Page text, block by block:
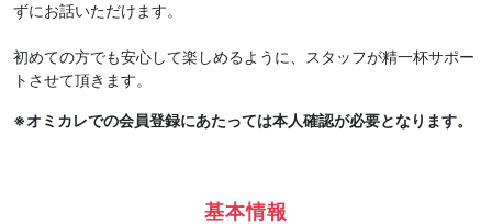
ずにお話いただけます。
初めての方でも安心して楽しめるように、スタッフが精一杯サポー
トさせて頂きます。
※オミカレでの会員登録にあたっては本人確認が必要となります。
基本情報